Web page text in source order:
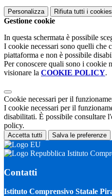
Personalizza Rifiuta tutti i cookies
Gestione cookie
In questa schermata è possibile
I cookie necessari sono quelli che
piattaforma e non è possibile
Per conoscere quali sono i cookie
visionare la COOKIE POLICY.
Cookie necessari per il
I cookie necessari per il
disabilitati. È possibile consultare
policy.
Accetta tutti Salva le preferenze
Istituto
Contatti
Istituto Comprensivo Statale